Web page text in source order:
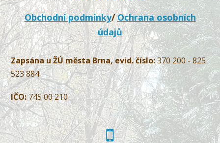
Obchodní podmínky/Ochrana osobních
údajů
Zapsána u ŽÚ města Brna, evid. číslo:370 200 - 825
523 884
IČO:745 00 210